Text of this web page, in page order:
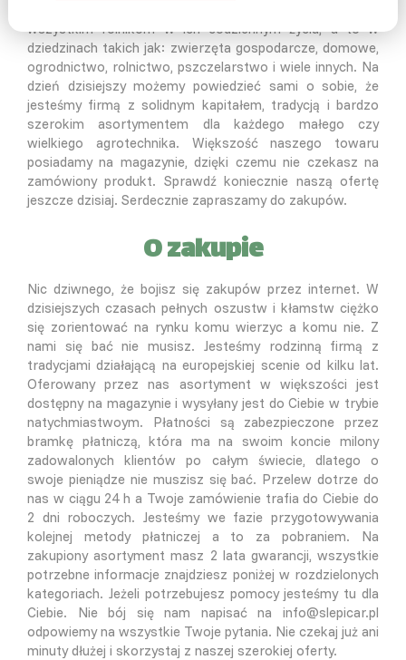
wszystkim rolnikom w ich codziennym życiu, a to w
dziedzinach takich jak: zwierzęta gospodarcze, domowe,
ogrodnictwo, rolnictwo, pszczelarstwo i wiele innych. Na
dzień dzisiejszy możemy powiedzieć sami o sobie, że
jesteśmy firmą z solidnym kapitałem, tradycją i bardzo
szerokim asortymentem dla każdego małego czy
wielkiego agrotechnika. Większość naszego towaru
posiadamy na magazynie, dzięki czemu nie czekasz na
zamówiony produkt. Sprawdź koniecznie naszą ofertę
jeszcze dzisiaj. Serdecznie zapraszamy do zakupów.
O zakupie
Nic dziwnego, że bojisz się zakupów przez internet. W
dzisiejszych czasach pełnych oszustw i kłamstw ciężko
się zorientować na rynku komu wierzyc a komu nie. Z
nami się bać nie musisz. Jesteśmy rodzinną firmą z
tradycjami działającą na europejskiej scenie od kilku lat.
Oferowany przez nas asortyment w większości jest
dostępny na magazynie i wysyłany jest do Ciebie w trybie
natychmiastwoym. Płatności są zabezpieczone przez
bramkę płatniczą, która ma na swoim koncie milony
zadowalonych klientów po całym świecie, dlatego o
swoje pieniądze nie muszisz się bać. Przelew dotrze do
nas w ciągu 24 h a Twoje zamówienie trafia do Ciebie do
2 dni roboczych. Jesteśmy we fazie przygotowywania
kolejnej metody płatniczej a to za pobraniem. Na
zakupiony asortyment masz 2 lata gwarancji, wszystkie
potrzebne informacje znajdziesz poniżej w rozdzielonych
kategoriach. Jeżeli potrzebujesz pomocy jesteśmy tu dla
Ciebie. Nie bój się nam napisać na info@slepicar.pl
odpowiemy na wszystkie Twoje pytania. Nie czekaj już ani
minuty dłużej i skorzystaj z naszej szerokiej oferty.